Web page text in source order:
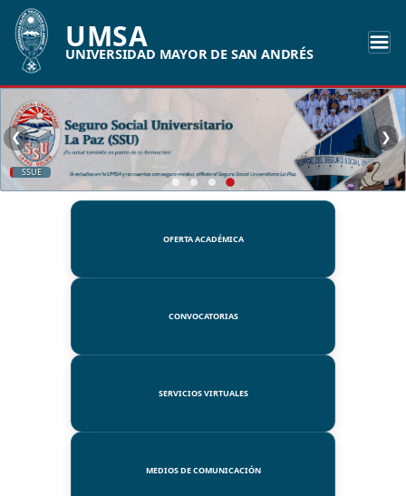
UMSA
UNIVERSIDAD MAYOR DE SAN ANDRÉS
SSUE
❮ ❯
OFERTA ACADÉMICA
CONVOCATORIAS
SERVICIOS VIRTUALES
MEDIOS DE COMUNICACIÓN